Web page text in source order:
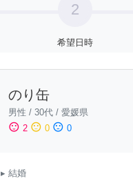
2
希望日時
のり缶
男性 / 30代 / 愛媛県
sentiment_satisfied 2 sentiment_neutral 0 sentiment_dissatisfied 0
▸ 結婚